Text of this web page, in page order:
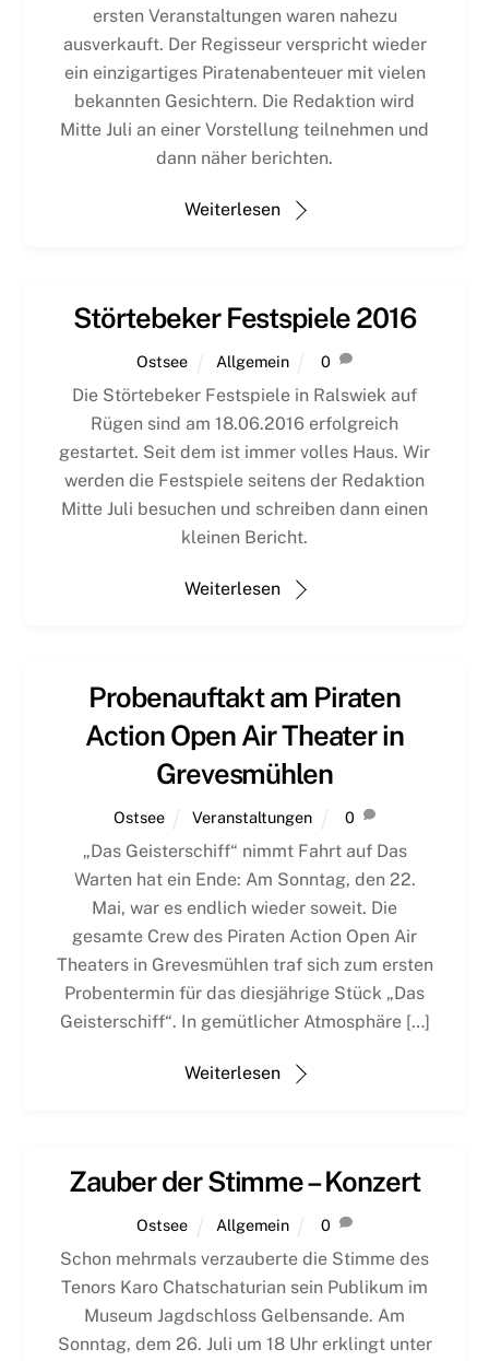
ersten Veranstaltungen waren nahezu
ausverkauft. Der Regisseur verspricht wieder
ein einzigartiges Piratenabenteuer mit vielen
bekannten Gesichtern. Die Redaktion wird
Mitte Juli an einer Vorstellung teilnehmen und
dann näher berichten.
Weiterlesen
Störtebeker Festspiele 2016
Ostsee Allgemein 0
Die Störtebeker Festspiele in Ralswiek auf
Rügen sind am 18.06.2016 erfolgreich
gestartet. Seit dem ist immer volles Haus. Wir
werden die Festspiele seitens der Redaktion
Mitte Juli besuchen und schreiben dann einen
kleinen Bericht.
Weiterlesen
Probenauftakt am Piraten
Action Open Air Theater in
Grevesmühlen
Ostsee Veranstaltungen 0
„Das Geisterschiff“ nimmt Fahrt auf Das
Warten hat ein Ende: Am Sonntag, den 22.
Mai, war es endlich wieder soweit. Die
gesamte Crew des Piraten Action Open Air
Theaters in Grevesmühlen traf sich zum ersten
Probentermin für das diesjährige Stück „Das
Geisterschiff“. In gemütlicher Atmosphäre […]
Weiterlesen
Zauber der Stimme – Konzert
Ostsee Allgemein 0
Schon mehrmals verzauberte die Stimme des
Tenors Karo Chatschaturian sein Publikum im
Museum Jagdschloss Gelbensande. Am
Sonntag, dem 26. Juli um 18 Uhr erklingt unter